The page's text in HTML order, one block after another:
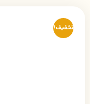
تخفیف!